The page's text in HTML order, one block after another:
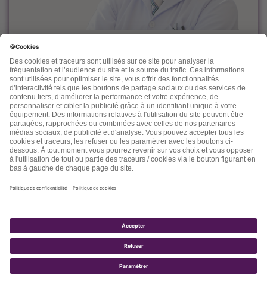
Le docteur Dominique Rueff, diplômé Universitaire de
Cancérologie, est, depuis des années un fervent défenseur
de la prévention et de l'accompagnement nutritionnel et
environnemental des maladies liées à l'âge.
Désireux de découvrir d'autres thérapeutiques et d'en
mesurer les effets, il n'hésite pas à s'ouvrir vers d'autres
connaissances comme la médecine chinoise, l'homéopathie,
la phytothérapie et quelques autres. Dans ses "lettres" il
nous fait partager son expérience, ses connaissances, ses
espoirs et parfois ses doutes.
2017 - TOTALE SANTÉ SA - TOUS DROITS RÉSERVÉS